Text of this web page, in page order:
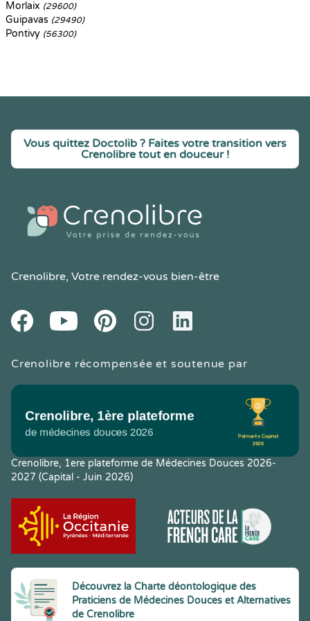
Morlaix (29600)
Guipavas (29490)
Pontivy (56300)
Vous quittez Doctolib ? Faites votre transition vers
Crenolibre tout en douceur !
Crenolibre, Votre rendez-vous bien-être
FacebookYoutube PinteresetInstagramLinkedIn
Crenolibre récompensée et soutenue par
Crenolibre, 1ere plateforme de Médecines Douces 2026-
2027 (Capital - Juin 2026)
Découvrez la Charte déontologique des
Praticiens de Médecines Douces et Alternatives
de Crenolibre